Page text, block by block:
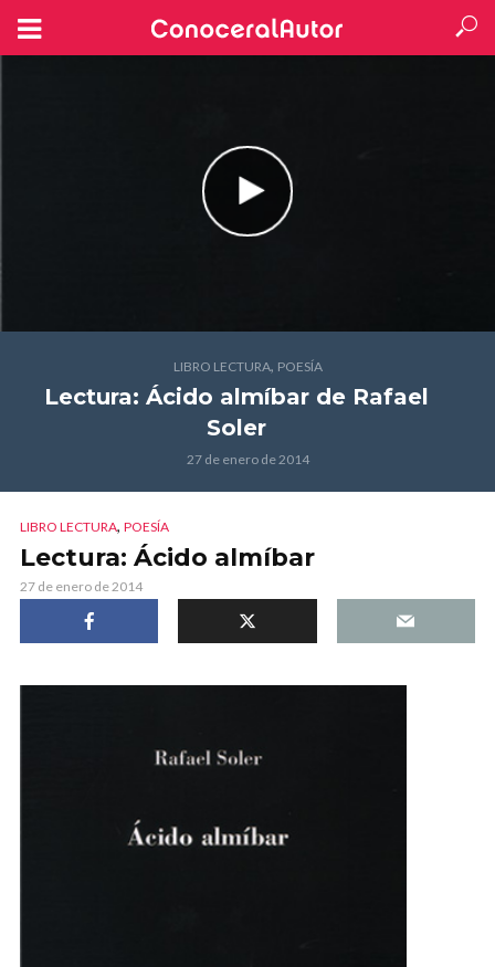
LIBRO LECTURA, POESÍA
Lectura: Ácido almíbar de Rafael
Soler
27 de enero de 2014
LIBRO LECTURA, POESÍA
Lectura: Ácido almíbar
27 de enero de 2014